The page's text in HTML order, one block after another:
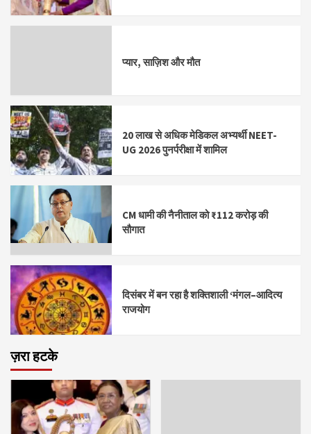
प्यार, साज़िश और मौत
20 लाख से अधिक मेडिकल अभ्यर्थी NEET-
UG 2026 पुनर्परीक्षा में शामिल
CM धामी की नैनीताल को ₹112 करोड़ की
सौगात
दिसंबर में बन रहा है शक्तिशाली ‘मंगल–आदित्य
राजयोग
ज़रा हटके